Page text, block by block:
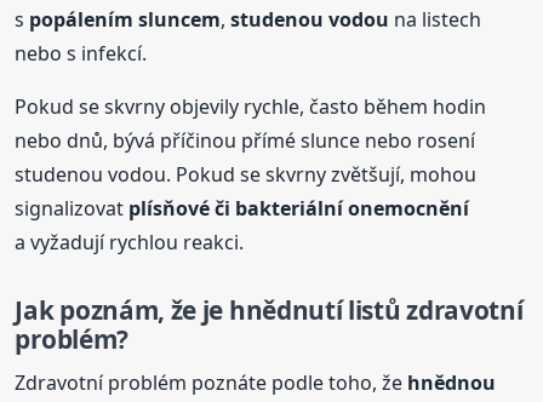
s popálením sluncem,studenou vodou na listech
nebo s infekcí.
Pokud se skvrny objevily rychle, často během hodin
nebo dnů, bývá příčinou přímé slunce nebo rosení
studenou vodou. Pokud se skvrny zvětšují, mohou
signalizovat plísňové či bakteriální onemocnění
a vyžadují rychlou reakci.
Jak poznám, že je hnědnutí listů zdravotní
problém?
Zdravotní problém poznáte podle toho, že hnědnou